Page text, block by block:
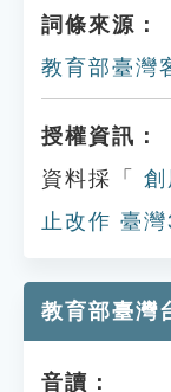
詞條來源：
教育部臺灣
授權資訊：
資料採「
止改作 臺
教育部臺灣
音讀：